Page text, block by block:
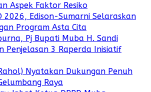
Aspek Faktor Resiko
2026, Edison-Sumarni Selaraskan
Program Asta Cita
Pj Bupati Muba H. Sandi
Penjelasan 3 Raperda Inisiatif
Nyatakan Dukungan Penuh
Raya